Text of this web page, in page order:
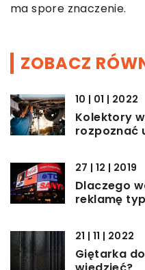
ma spore znaczenie.
ZOBACZ
10 | 01 | 2022
Kolektory
rozpoznać
27 | 12 | 2019
Dlaczego
reklamę
21 | 11 | 2022
Giętarka